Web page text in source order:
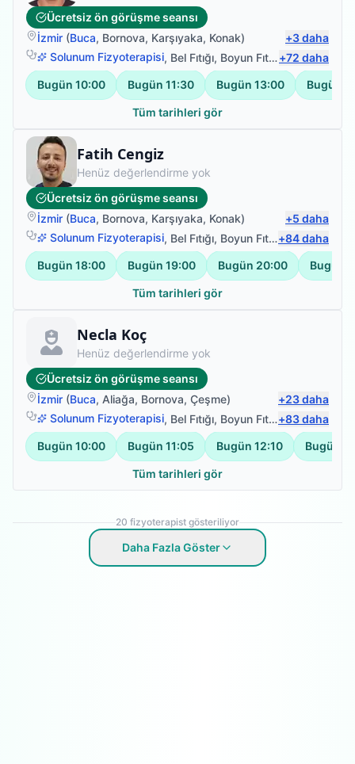
Ücretsiz ön görüşme seansı
İzmir (Buca, Bornova, Karşıyaka, Konak) +3daha
Solunum Fizyoterapisi, Bel Fıtığı, Boyun Fıtığı ,Omuz Bağ
+72 daha
Bugün 10:00 Bugün 11:30 Bugün 13:00 Bugün
Tüm tarihleri gör
Fatih Cengiz
Fizyoterapist
Henüz değerlendirme yok
Ücretsiz ön görüşme seansı
İzmir (Buca, Bornova, Karşıyaka, Konak) +5 daha
Solunum Fizyoterapisi, Bel Fıtığı, Boyun Fıtığı ,Omuz Bağ
+84daha
Bugün 18:00 Bugün 19:00 Bugün 20:00 Bugün
Tüm tarihleri gör
Necla Koç
Fizyoterapist
Henüz değerlendirme yok
Ücretsiz ön görüşme seansı
İzmir (Buca, Aliağa, Bornova, Çeşme) +23daha
Solunum Fizyoterapisi, Bel Fıtığı, Boyun Fıtığı ,Omuz Bağ
+83daha
Bugün 10:00 Bugün 11:05 Bugün 12:10 Bugün
Tüm tarihleri gör
20 fizyoterapist gösteriliyor
Daha Fazla Göster